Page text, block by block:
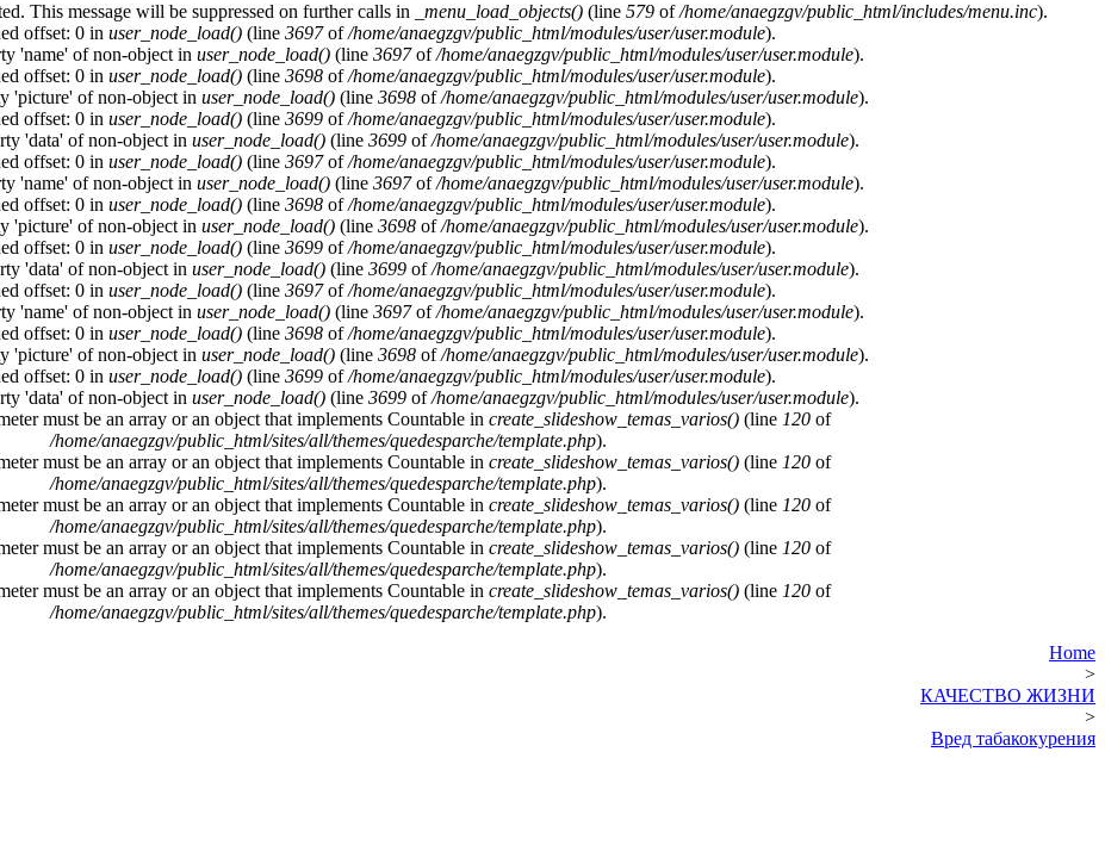
This message will be suppressed on further calls in _menu_load_objects() (line 579 of/home/anaegzgv/public_html/includes/menu.inc).
offset: 0 in user_node_load()(line 3697of/home/anaegzgv/public_html/modules/user/user.module).
'name' of non-object in user_node_load()(line 3697of/home/anaegzgv/public_html/modules/user/user.module).
offset: 0 in user_node_load()(line 3698of/home/anaegzgv/public_html/modules/user/user.module).
'picture' of non-object in user_node_load() (line 3698 of/home/anaegzgv/public_html/modules/user/user.module).
offset: 0 in user_node_load()(line 3699of/home/anaegzgv/public_html/modules/user/user.module).
'data' of non-object in user_node_load()(line 3699of/home/anaegzgv/public_html/modules/user/user.module).
offset: 0 in user_node_load()(line 3697of/home/anaegzgv/public_html/modules/user/user.module).
'name' of non-object in user_node_load()(line 3697of/home/anaegzgv/public_html/modules/user/user.module).
offset: 0 in user_node_load()(line 3698of/home/anaegzgv/public_html/modules/user/user.module).
'picture' of non-object in user_node_load() (line 3698 of/home/anaegzgv/public_html/modules/user/user.module).
offset: 0 in user_node_load()(line 3699of/home/anaegzgv/public_html/modules/user/user.module).
'data' of non-object in user_node_load()(line 3699of/home/anaegzgv/public_html/modules/user/user.module).
offset: 0 in user_node_load()(line 3697of/home/anaegzgv/public_html/modules/user/user.module).
'name' of non-object in user_node_load()(line 3697of/home/anaegzgv/public_html/modules/user/user.module).
offset: 0 in user_node_load()(line 3698of/home/anaegzgv/public_html/modules/user/user.module).
'picture' of non-object in user_node_load() (line 3698 of/home/anaegzgv/public_html/modules/user/user.module).
offset: 0 in user_node_load()(line 3699of/home/anaegzgv/public_html/modules/user/user.module).
'data' of non-object in user_node_load()(line 3699of/home/anaegzgv/public_html/modules/user/user.module).
must be an array or an object that implements Countable in create_slideshow_temas_varios()(line 120of
/home/anaegzgv/public_html/sites/all/themes/quedesparche/template.php).
must be an array or an object that implements Countable in create_slideshow_temas_varios()(line 120of
/home/anaegzgv/public_html/sites/all/themes/quedesparche/template.php).
must be an array or an object that implements Countable in create_slideshow_temas_varios()(line 120of
/home/anaegzgv/public_html/sites/all/themes/quedesparche/template.php).
must be an array or an object that implements Countable in create_slideshow_temas_varios()(line 120of
/home/anaegzgv/public_html/sites/all/themes/quedesparche/template.php).
must be an array or an object that implements Countable in create_slideshow_temas_varios()(line 120of
/home/anaegzgv/public_html/sites/all/themes/quedesparche/template.php).
Home
>
КАЧЕСТВО ЖИЗНИ
>
Вред табакокурения